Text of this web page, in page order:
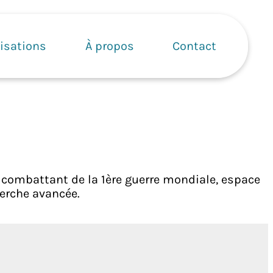
À propos Contact
de la 1ère guerre mondiale, espace
avancée.